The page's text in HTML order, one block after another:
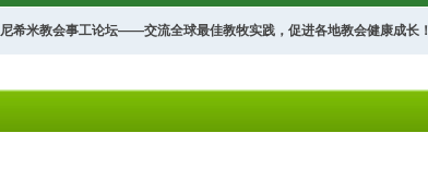
尼希米教会事工论坛——交流全球最佳教牧实践，促进各地教会健康成长！